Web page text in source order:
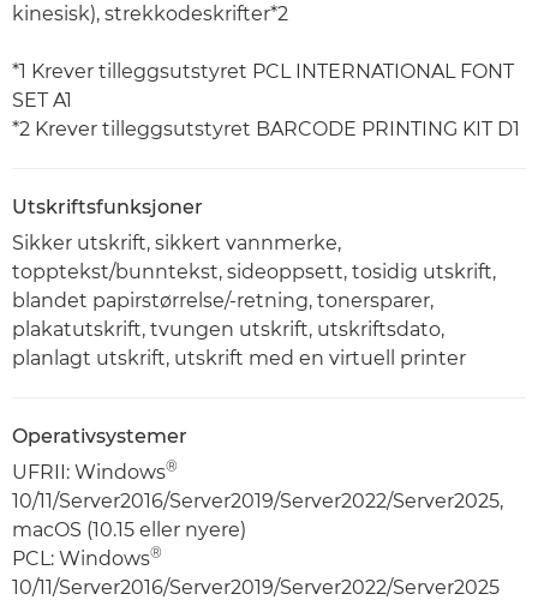
kinesisk), strekkodeskrifter*2
*1 Krever tilleggsutstyret PCL INTERNATIONAL FONT
SET A1
*2 Krever tilleggsutstyret BARCODE PRINTING KIT D1
Utskriftsfunksjoner
Sikker utskrift, sikkert vannmerke,
topptekst/bunntekst, sideoppsett, tosidig utskrift,
blandet papirstørrelse/-retning, tonersparer,
plakatutskrift, tvungen utskrift, utskriftsdato,
planlagt utskrift, utskrift med en virtuell printer
Operativsystemer
UFRII: Windows®
10/11/Server2016/Server2019/Server2022/Server2025,
macOS (10.15 eller nyere)
PCL: Windows®
10/11/Server2016/Server2019/Server2022/Server2025